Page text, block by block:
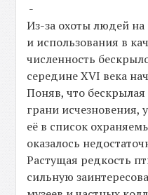
-
Из-за охоты людей на
и использования в
численность
середине XVI века
Поняв, что бескрылая
грани
её в список
оказалось
Растущая редкость
сильную